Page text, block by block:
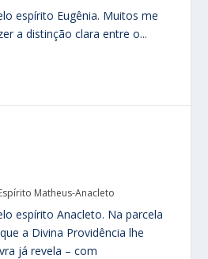
espírito Eugênia. Muitos me
a distinção clara entre o...
Matheus-Anacleto
espírito Anacleto. Na parcela
a Divina Providência lhe
já revela – com